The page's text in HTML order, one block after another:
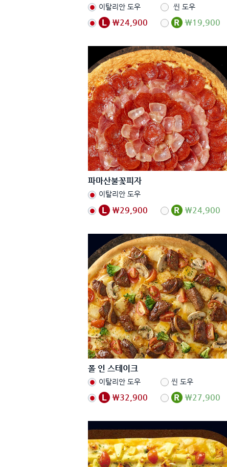
이탈리안 도우 씬 도우
₩24,900 ₩19,900
파마산불꽃피자
이탈리안 도우
₩29,900 ₩24,900
폴 인 스테이크
이탈리안 도우 씬 도우
₩32,900 ₩27,900